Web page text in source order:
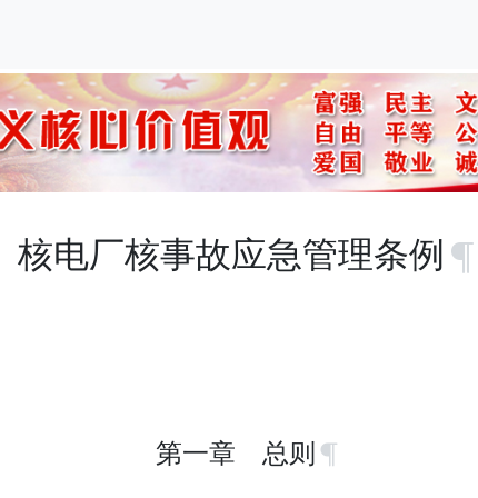
核电厂核事故应急管理条例
第一章 总则